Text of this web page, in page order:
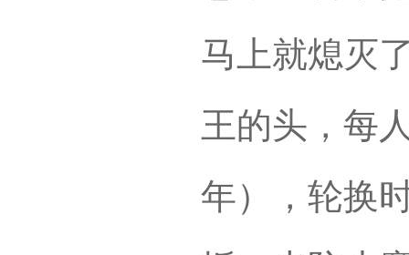
马上就熄灭
王的头，每
年），轮换